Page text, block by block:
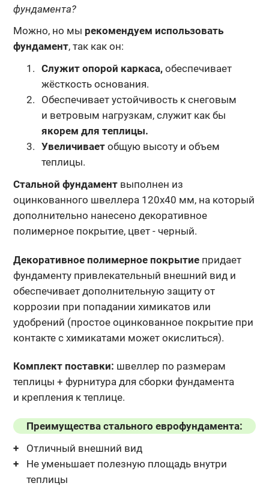
фундамента?
Можно, но мы рекомендуем использовать
фундамент, так как он:
Служит опорой каркаса,обеспечивает
жёсткость основания.
Обеспечивает устойчивость к снеговым
и ветровым нагрузкам, служит как бы
якорем для теплицы.
Увеличиваетобщую высоту и объем
теплицы.
Стальной фундаментвыполнен из
оцинкованного швеллера 120х40 мм, на который
дополнительно нанесено декоративное
полимерное покрытие, цвет - черный.
Декоративное полимерное покрытиепридает
фундаменту привлекательный внешний вид и
обеспечивает дополнительную защиту от
коррозии при попадании химикатов или
удобрений (простое оцинкованное покрытие при
контакте с химикатами может окислиться).
Комплект поставки: швеллер по размерам
теплицы + фурнитура для сборки фундамента
и крепления к теплице.
Преимущества стального еврофундамента:
Отличный внешний вид
Не уменьшает полезную площадь внутри
теплицы